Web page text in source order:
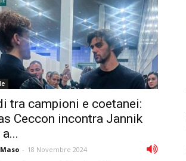
tra campioni e coetanei:
Ceccon incontra Jannik
- 18 Novembre 2024